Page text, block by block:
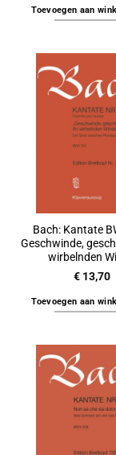
Toevoegen aan
Bach: Kantate
Geschwinde,
wirbelnden
€13,70
Toevoegen aan